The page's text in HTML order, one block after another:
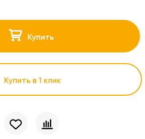
Купить
Купить в 1 клик